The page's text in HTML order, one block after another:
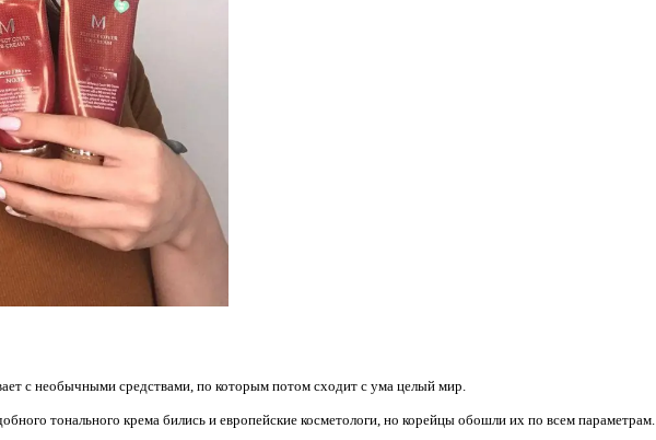
с необычными средствами, по которым потом сходит с ума целый мир.
тонального крема бились и европейские косметологи, но корейцы обошли их по всем параметрам.